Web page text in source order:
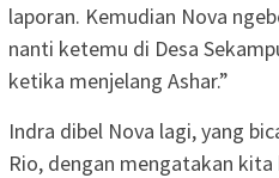
laporan. Kemudian Nova
nanti ketemu di Desa
ketika menjelang Ashar.”
Indra dibel Nova lagi, yang
Rio, dengan mengatakan